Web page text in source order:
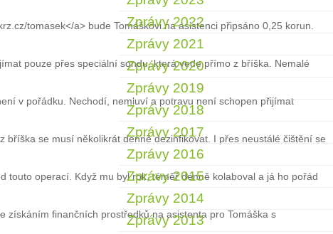
tomasek</a> bude Tomáškovi na asistenci připsáno 0,25 korun.
pouze přes speciální sondu, která vede přímo z bříška. Nemalé
v pořádku. Nechodí, nemluví a potravu není schopen přijímat
bříška se musí několikrát denně dezinfikovat. I přes neustálé čištění se
touto operací. Když mu byl rok, téměř denně kolaboval a já ho pořád
získáním finančních prostředků na asistenta pro Tomáška s
Zprávy 2022
Zprávy 2021
Zprávy 2020
Zprávy 2019
Zprávy 2018
Zprávy 2017
Zprávy 2016
Zprávy 2015
Zprávy 2014
Zprávy 2013